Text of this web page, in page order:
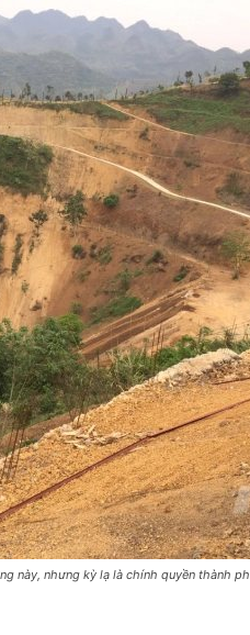
này, nhưng kỳ lạ là chính quyền thành